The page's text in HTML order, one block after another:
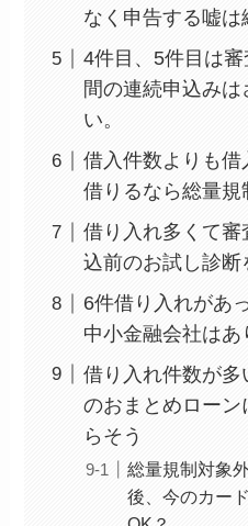
なく申告する嘘は
4件目、5件目は
間の連続申込み
い。
借入件数よりも
借りるなら総量規
借り入れ多くて審
込前のお試し診断
6件借り入れがあ
中小金融会社はあ
借り入れ件数が
のおまとめロー
らそう
総量規制対象
後、今のカー